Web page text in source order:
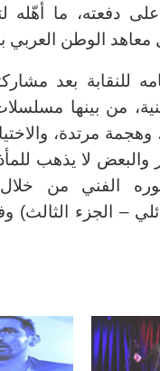
دفعته، ما
معاهد الوطن العربي
للنقابة بعد
من بينها
والبعض لا يذهب
الفني من
– الجزء الثالث)